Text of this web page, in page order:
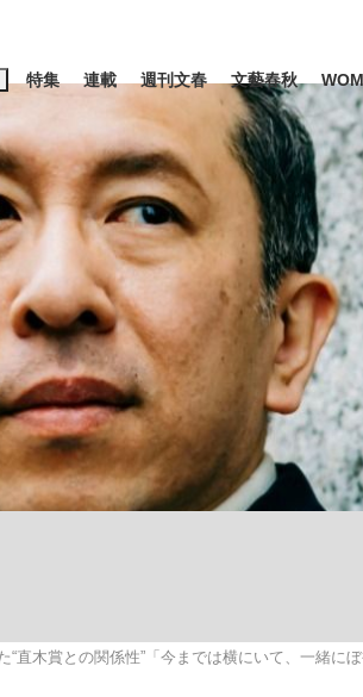
エンタメ ライフ ビ
した日本代表監督に... 「最悪
特集 連載 週刊文春 文藝春秋
キーワード入力
ドタグ一覧
#高市早苗 #後藤真希 #森岡毅 #城
田武
“直木賞との関係性”「今までは横にいて、一緒に